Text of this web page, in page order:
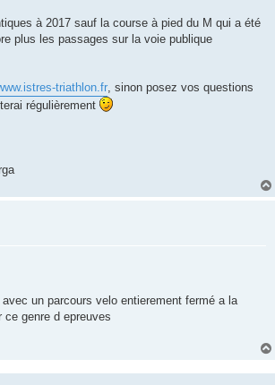
à 2017 sauf la course à pied du M qui a été
plus les passages sur la voie publique
triathlon.fr , sinon posez vos questions
régulièrement
un parcours velo entierement fermé a la
genre d epreuves